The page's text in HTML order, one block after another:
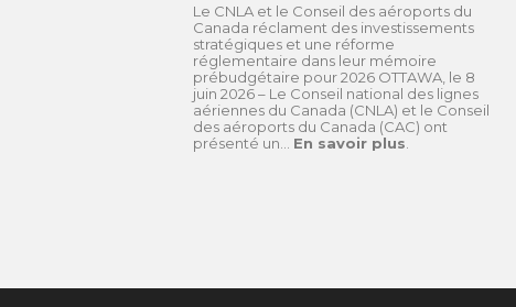
Le CNLA et le Conseil des aéroports du
Canada réclament des investissements
stratégiques et une réforme
réglementaire dans leur mémoire
prébudgétaire pour 2026 OTTAWA, le 8
juin 2026 – Le Conseil national des lignes
aériennes du Canada (CNLA) et le Conseil
des aéroports du Canada (CAC) ont
présenté un... En savoir plus